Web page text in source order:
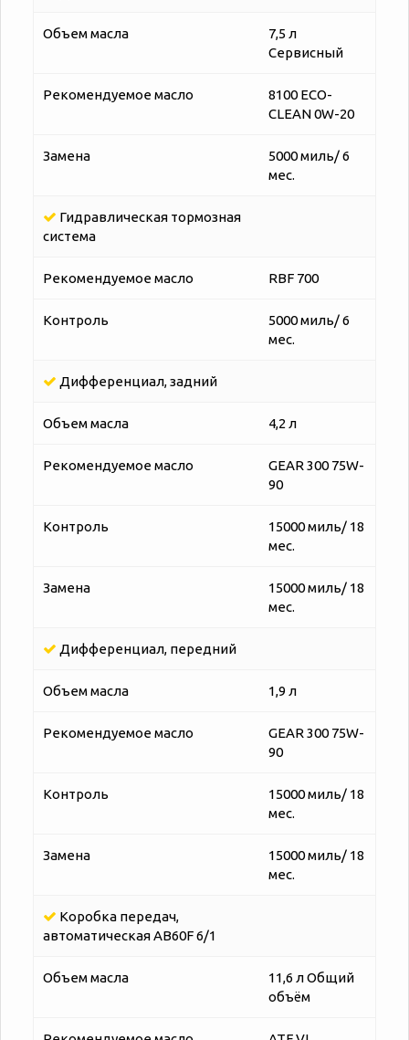
Объем масла
7,5 л
Сервисный
Рекомендуемое масло
8100 ECO-
CLEAN 0W-20
Замена
5000 миль/ 6
мес.
Гидравлическая тормозная
система
Рекомендуемое масло RBF 700
Контроль
5000 миль/ 6
мес.
Дифференциал, задний
Объем масла 4,2 л
Рекомендуемое масло
GEAR 300 75W-
90
Контроль
15000 миль/ 18
мес.
Замена
15000 миль/ 18
мес.
Дифференциал, передний
Объем масла 1,9 л
Рекомендуемое масло
GEAR 300 75W-
90
Контроль
15000 миль/ 18
мес.
Замена
15000 миль/ 18
мес.
Коробка передач,
автоматическая AB60F 6/1
Объем масла
11,6 л Общий
объём